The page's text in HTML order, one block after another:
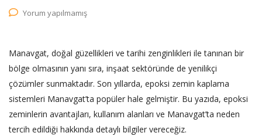
Yorum yapılmamış
Manavgat, doğal güzellikleri ve tarihi zenginlikleri ile tanınan bir
bölge olmasının yanı sıra, inşaat sektöründe de yenilikçi
çözümler sunmaktadır. Son yıllarda, epoksi zemin kaplama
sistemleri Manavgat’ta popüler hale gelmiştir. Bu yazıda, epoksi
zeminlerin avantajları, kullanım alanları ve Manavgat’ta neden
tercih edildiği hakkında detaylı bilgiler vereceğiz.